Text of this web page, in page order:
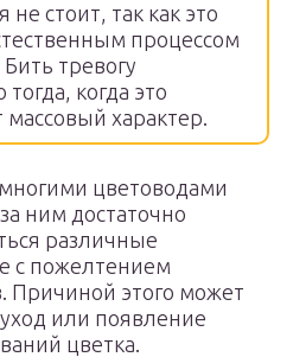
не стоит, так как это
процессом
тревогу
когда это
массовый характер.
цветоводами
ним достаточно
различные
с пожелтением
Причиной этого может
или появление
цветка.